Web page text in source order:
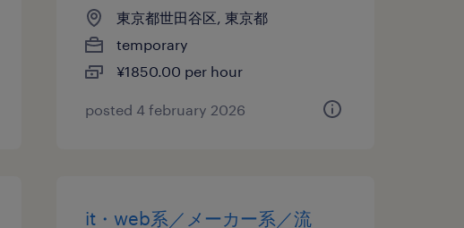
東京都世田谷区, 東京都
temporary
¥1850.00 per hour
posted 4 february 2026
it・web系／メーカー系／流